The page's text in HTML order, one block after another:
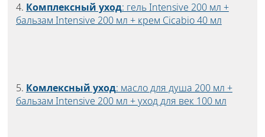
4. Комплексный уход: гель Intensive 200 мл +
бальзам Intensive 200 мл + крем Cicabio 40 мл
5. Комлексный уход: масло для душа 200 мл +
бальзам Intensive 200 мл + уход для век 100 мл